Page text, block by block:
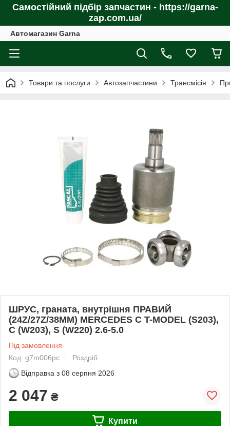
Самостійний підбір запчастин - https://garna-
zap.com.ua/
Автомагазин Garna
Товари та послуги Автозапчастини Трансмісія
ШРУС, граната, внутрішня ПРАВИЙ
(24Z/27Z/38ММ) MERCEDES C T-MODEL (S203),
C (W203), S (W220) 2.6-5.0
Під замовлення
Код: g7m006pc
Роздріб
Відправка з 08 серпня 2026
2 047 ₴
Купити